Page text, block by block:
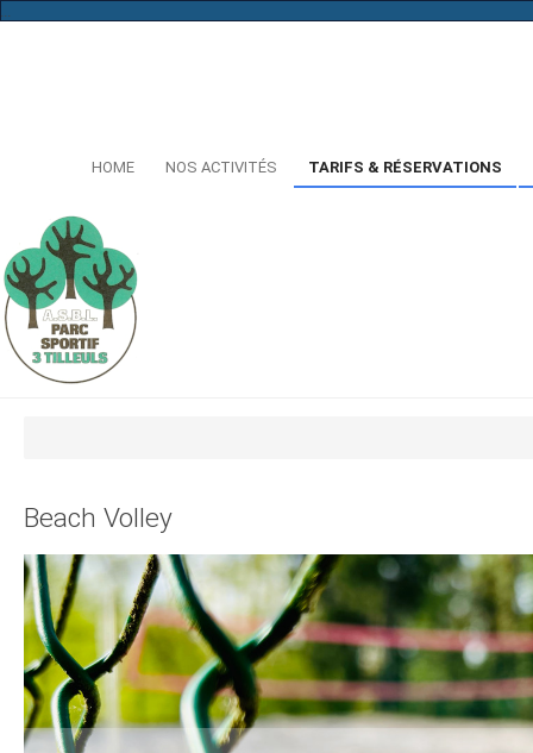
...
HOME NOS ACTIVITÉS TARIFS & RÉSERVATIONS
Beach Volley